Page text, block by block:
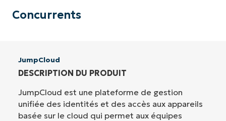
Concurrents
JumpCloud
DESCRIPTION DU PRODUIT
JumpCloud est une plateforme de gestion
unifiée des identités et des accès aux appareils
basée sur le cloud qui permet aux équipes